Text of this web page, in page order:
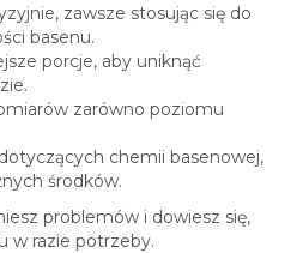
zawsze stosując się do
basenu.
porcje, aby uniknąć
zarówno poziomu
chemii basenowej,
środków.
problemów i dowiesz się,
w razie potrzeby.